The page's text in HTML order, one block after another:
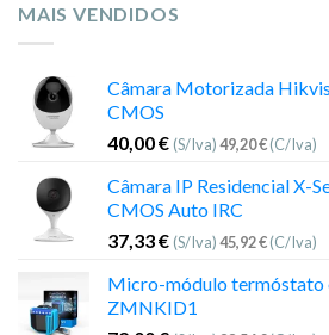
MAIS VENDIDOS
Câmara Motorizada
CMOS
40,00€ (S/Iva)49,20€(C/Iva)
Câmara IP Residencial X-
CMOS Auto IRC
37,33€ (S/Iva)45,92€(C/Iva)
Micro-módulo termóstato
ZMNKID1